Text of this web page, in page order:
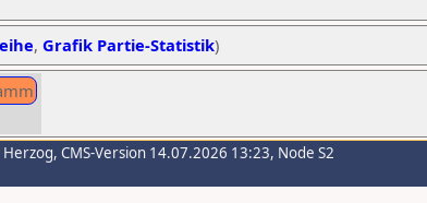
, Grafik Partie-Statistik)
, CMS-Version 14.07.2026 13:23, Node S2